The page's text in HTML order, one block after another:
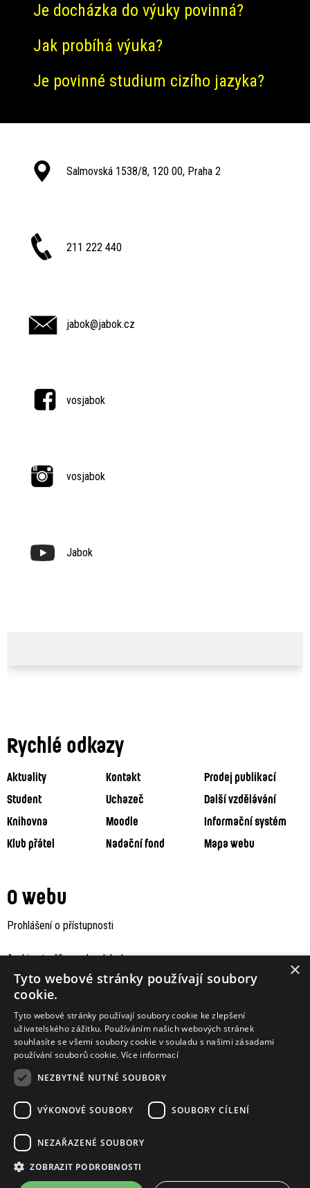
Je docházka do výuky povinná?
Jak probíhá výuka?
Je povinné studium cizího jazyka?
Salmovská 1538/8, 120 00, Praha 2
211 222 440
jabok@jabok.cz
vosjabok
vosjabok
Jabok
Rychlé odkazy
Aktuality Kontakt
Prodej publikací
Student
Uchazeč
Další vzdělávání
Knihovna
Moodle
Informační systém
Klub přátel
Nadační fond Mapa webu
O webu
Prohlášení o přístupnosti
Archiv staršího webu Jaboku
Podporují nás
×
Tyto webové stránky používají soubory
cookie.
Tyto webové stránky používají soubory cookie ke zlepšení
uživatelského zážitku. Používáním našich webových stránek
souhlasíte se všemi soubory cookie v souladu s našimi zásadami
používání souborů cookie. Více informací
NEZBYTNĚ NUTNÉ SOUBORY
VÝKONOVÉ SOUBORY SOUBORY CÍLENÍ
NEZAŘAZENÉ SOUBORY
ZOBRAZIT PODROBNOSTI